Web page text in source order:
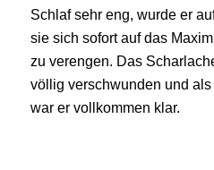
Schlaf sehr eng, wurde er
sie sich sofort auf das
zu verengen. Das
völlig verschwunden und
war er vollkommen klar.